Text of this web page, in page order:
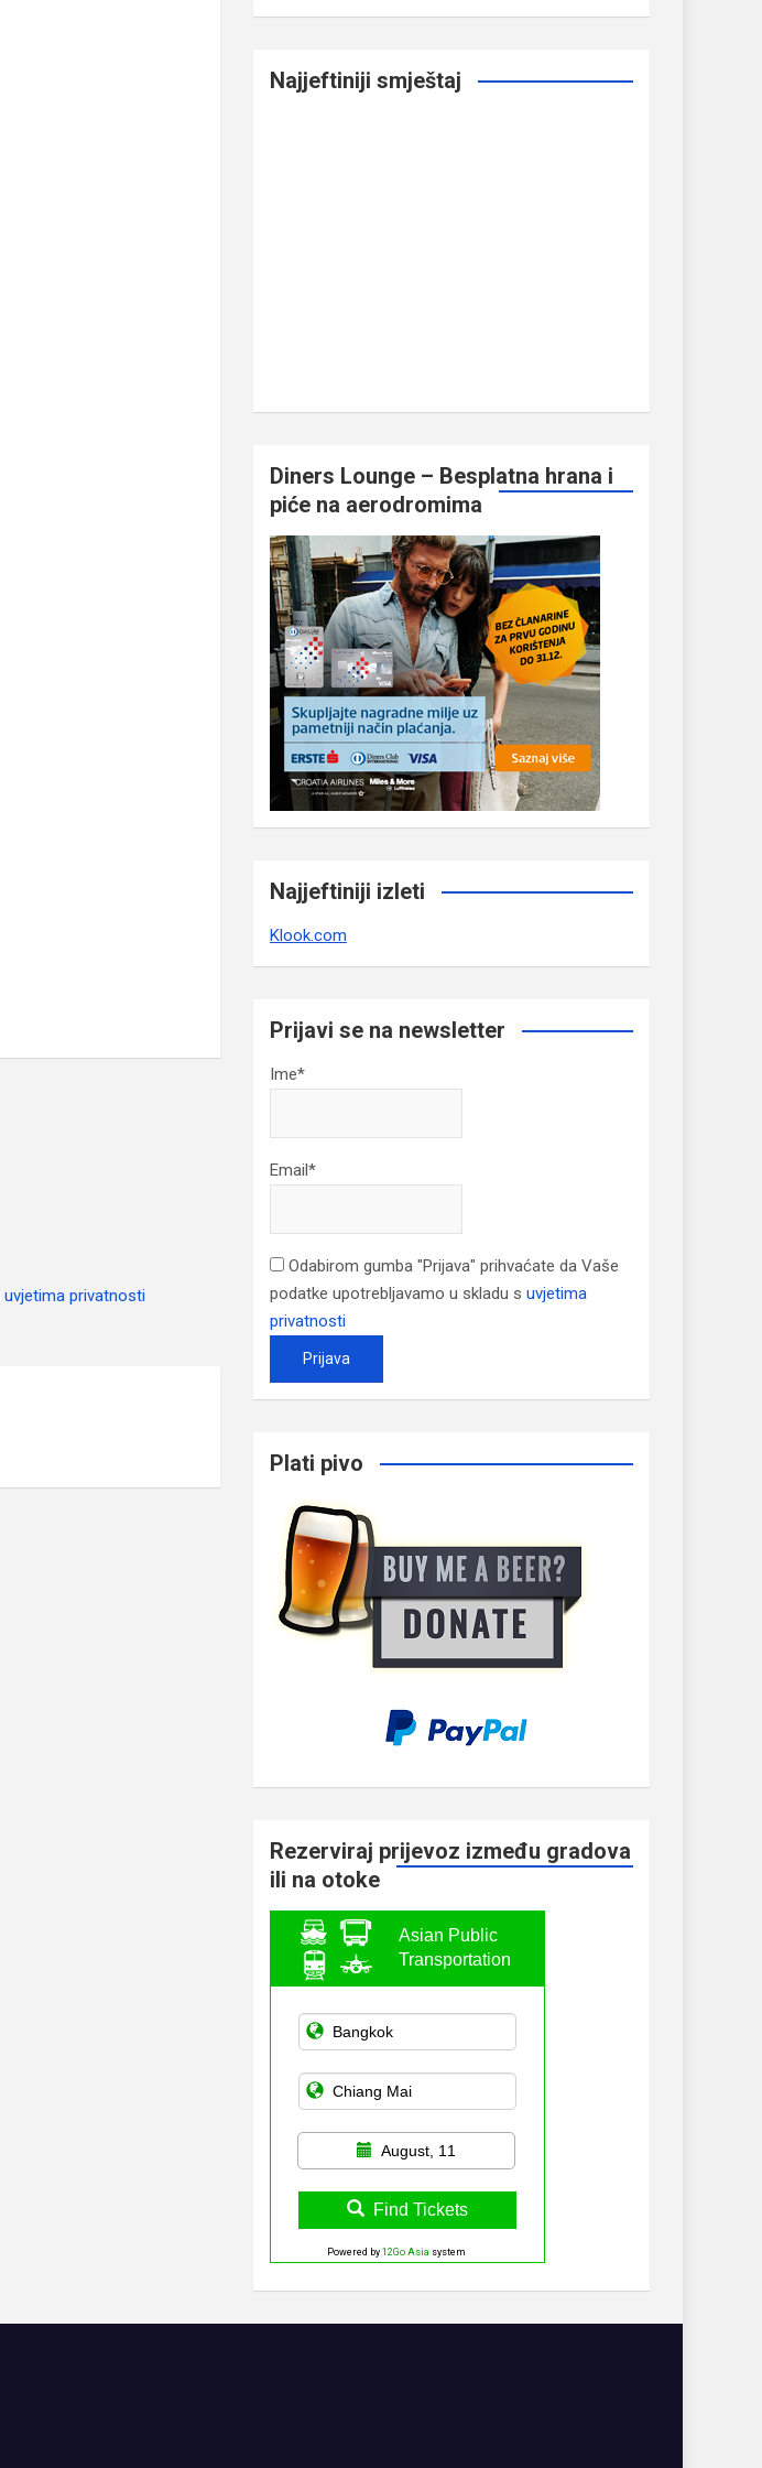
uvjetima privatnosti
Najjeftiniji smještaj
Diners Lounge – Besplatna hrana i
piće na aerodromima
Najjeftiniji izleti
Klook.com
Prijavi se na newsletter
Ime*
Email*
Odabirom gumba "Prijava" prihvaćate da Vaše
podatke upotrebljavamo u skladu s uvjetima
privatnosti
Plati pivo
Rezerviraj prijevoz između gradova
ili na otoke
Asian Public
Transportation
August, 11
Find Tickets
Powered by 12Go Asia system